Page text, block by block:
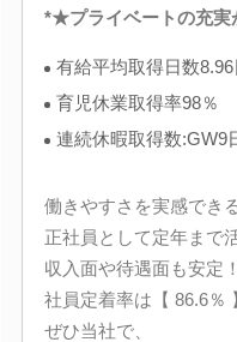
*★プライベートの充
有給平均取得日数8.96
育児休業取得率98％
連続休暇取得数:GW9
働きやすさを実感でき
正社員として定年まで
収入面や待遇面も安定！
社員定着率は【 86.6％
ぜひ当社で、